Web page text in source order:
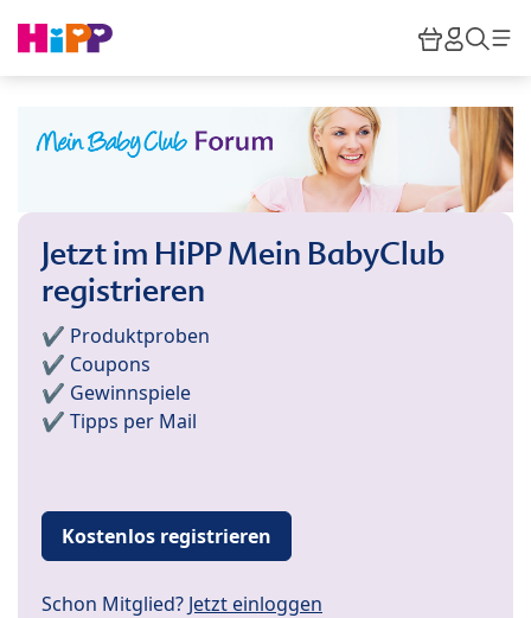
HiPP
Jetzt im HiPP Mein BabyClub
registrieren
✔️ Produktproben
✔️ Coupons
✔️ Gewinnspiele
✔️ Tipps per Mail
Kostenlos registrieren
Schon Mitglied? Jetzt einloggen